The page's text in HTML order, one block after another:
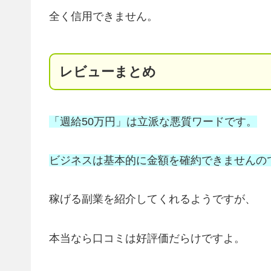
全く信用できません。
レビューまとめ
「週給50万円」は立派な悪質ワードです。
ビジネスは基本的に金額を確約できませんの
稼げる副業を紹介してくれるようですが、
本当なら口コミは好評価だらけですよ。